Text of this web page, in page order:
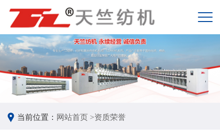
当前位置： 网站首页 >资质荣誉